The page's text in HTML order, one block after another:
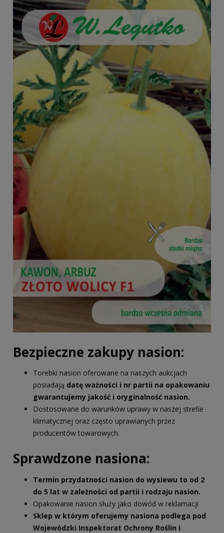
Bezpieczne zakupy nasion:
Torebki nasion oferowane na naszych aukcjach
posiadają datę ważności i nr partii na opakowaniu
gwarantujemy jakość i oryginalność nasion.
Dostosowane do warunków uprawy w naszej strefie
klimatycznej oraz często uprawianych przez
producentów towarowych.
Sprawdzone nasiona:
Termin przydatności nasion do wysiewu to od 2
do 5 lat w zależności od partii i rodzaju nasion.
Opakowanie nasion służy jako dowód w reklamacji
Sklep w którym oferujemy nasiona podlega pod
Wojewódzki Inspektorat Ochrony Roślin i